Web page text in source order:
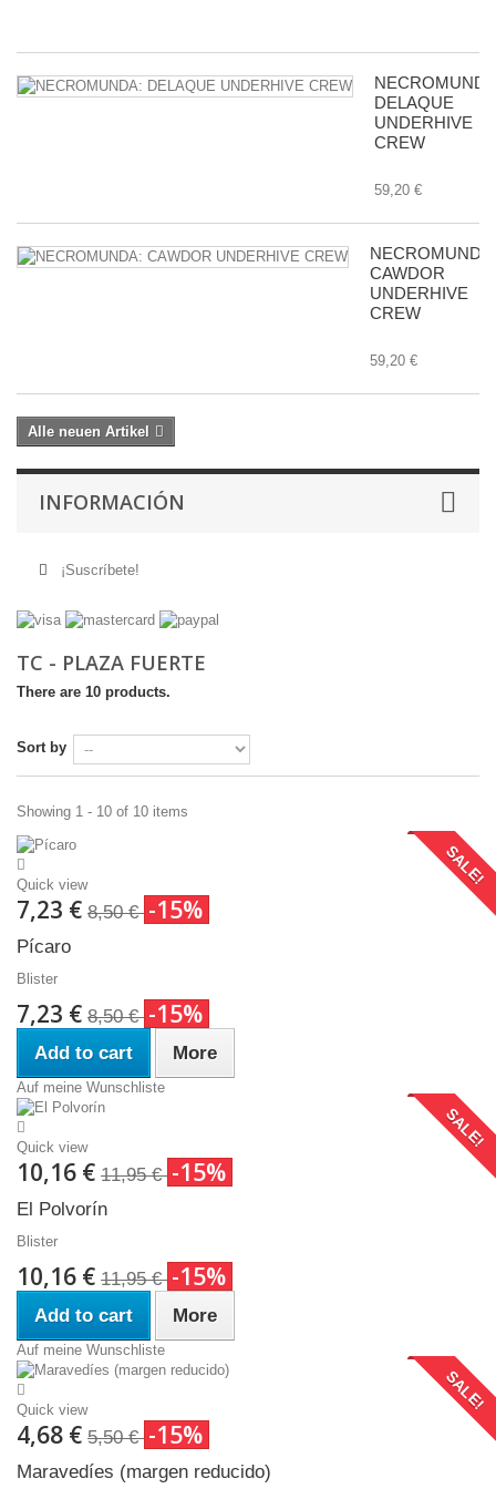
DELAQUE
UNDERHIVE
CREW
59,20 €
NECROMUNDA:
CAWDOR
UNDERHIVE
CREW
59,20 €
Alle neuen Artikel
INFORMACIÓN
¡Suscríbete!
TC - PLAZA FUERTE
There are 10 products.
Sort by
Showing 1 - 10 of 10 items
Quick view
7,23 € 8,50 € -15%
SALE!
Pícaro
Blister
7,23 € 8,50 € -15%
Add to cart More
Auf meine Wunschliste
Quick view
10,16 € 11,95 € -15%
SALE!
El Polvorín
Blister
10,16 € 11,95 € -15%
Add to cart More
Auf meine Wunschliste
Quick view
4,68 € 5,50 € -15%
SALE!
Maravedíes (margen reducido)